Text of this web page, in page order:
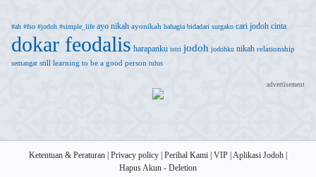
#ah #fso #jodoh #simple_life ayo nikah ayonikah bahagia bidadari surgaku cari jodoh cinta
dokar feodalis harapanku istri jodoh jodohku nikah relationship
semangat still learning to be a good person tulus
advertisement
Ketentuan & Peraturan Privacy policy Perihal Kami VIP Aplikasi Jodoh
Hapus Akun - Deletion